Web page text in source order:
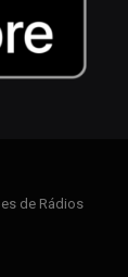
de Rádios